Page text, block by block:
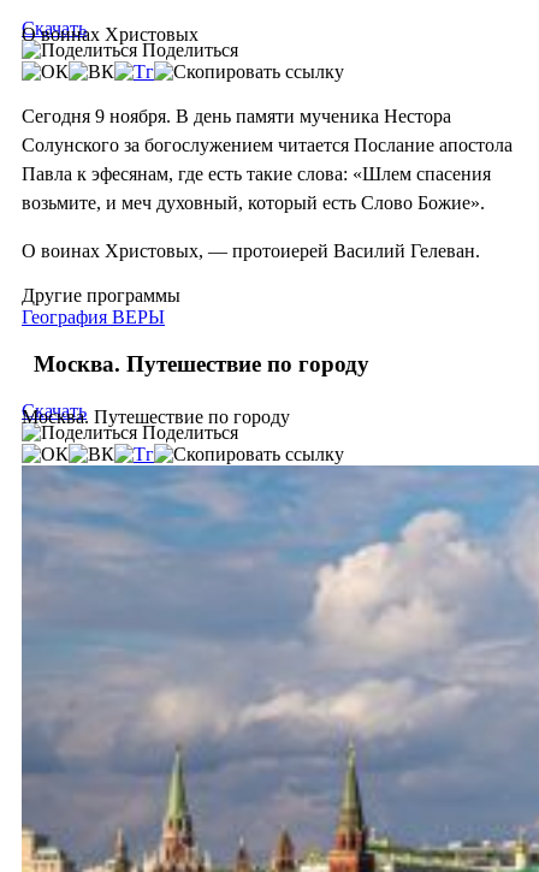
О воинах Христовых
Скачать
Поделиться
Сегодня 9 ноября. В день памяти мученика Нестора
Солунского за богослужением читается Послание апостола
Павла к эфесянам, где есть такие слова: «Шлем спасения
возьмите, и меч духовный, который есть Слово Божие».
О воинах Христовых, — протоиерей Василий Гелеван.
Другие программы
География ВЕРЫ
Москва. Путешествие по городу
Москва. Путешествие по городу
Скачать
Поделиться